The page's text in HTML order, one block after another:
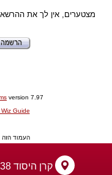
מצטערים, אין לך את
version 7.97÷÷»¯°ז
Guide
העמוד הזה נוצר
קרן היסוד 38 ירושלים | השלושה 2, תל-אביב